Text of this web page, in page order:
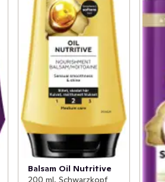
Balsam Oil Nutritive
200 ml, Schwarzkopf